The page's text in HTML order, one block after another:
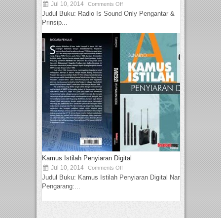
Jul 10, 2014 Comments Off
Judul Buku: Radio Is Sound Only Pengantar &
Prinsip...
Kamus Istilah Penyiaran Digital
Jul 10, 2014 Comments Off
Judul Buku: Kamus Istilah Penyiaran Digital Nama
Pengarang:...